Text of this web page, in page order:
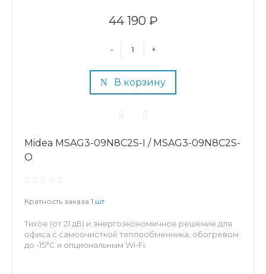
44 190 ₽
- +
В корзину
Midea MSAG3-09N8C2S-I / MSAG3-09N8C2S-
O
Кратность заказа 1 шт
Тихое (от 21 дБ) и энергоэкономичное решение для
офиса с самоочисткой теплообменника, обогревом
до -15°C и опциональным Wi-Fi.